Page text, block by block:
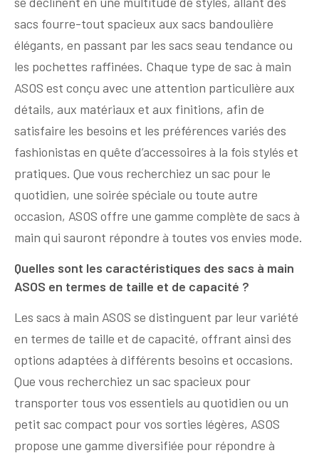
sacs fourre-tout spacieux aux sacs bandoulière
élégants, en passant par les sacs seau tendance ou
les pochettes raffinées. Chaque type de sac à main
ASOS est conçu avec une attention particulière aux
détails, aux matériaux et aux finitions, afin de
satisfaire les besoins et les préférences variés des
fashionistas en quête d’accessoires à la fois stylés et
pratiques. Que vous recherchiez un sac pour le
quotidien, une soirée spéciale ou toute autre
occasion, ASOS offre une gamme complète de sacs à
main qui sauront répondre à toutes vos envies mode.
Quelles sont les caractéristiques des sacs à main
ASOS en termes de taille et de capacité ?
Les sacs à main ASOS se distinguent par leur variété
en termes de taille et de capacité, offrant ainsi des
options adaptées à différents besoins et occasions.
Que vous recherchiez un sac spacieux pour
transporter tous vos essentiels au quotidien ou un
petit sac compact pour vos sorties légères, ASOS
propose une gamme diversifiée pour répondre à